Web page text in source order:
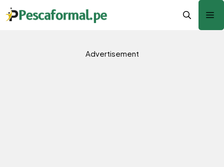
Langsung
ke
Advertisement